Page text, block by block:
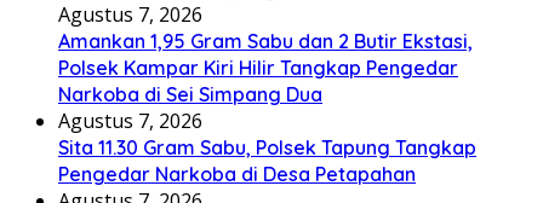
Agustus 7, 2026
Amankan 1,95 Gram Sabu dan 2 Butir Ekstasi,
Polsek Kampar Kiri Hilir Tangkap Pengedar
Narkoba di Sei Simpang Dua
Agustus 7, 2026
Sita 11.30 Gram Sabu, Polsek Tapung Tangkap
Pengedar Narkoba di Desa Petapahan